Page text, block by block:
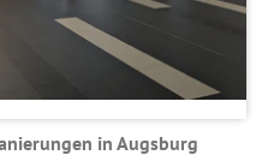
in Augsburg